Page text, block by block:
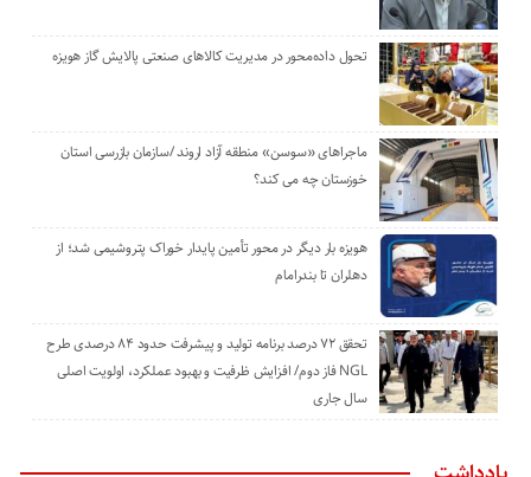
تحول داده‌محور در مدیریت کالاهای صنعتی پالایش گاز هویزه
ماجراهای «سوسن» منطقه آزاد اروند /سازمان بازرسی استان
خوزستان چه می کند؟
هویزه بار دیگر در محور تأمین پایدار خوراک پتروشیمی شد؛ از
دهلران تا بندرامام
تحقق ۷۲ درصد برنامه تولید و پیشرفت حدود ۸۴ درصدی طرح
NGL فاز دوم/ افزایش ظرفیت و بهبود عملکرد، اولویت اصلی
سال جاری